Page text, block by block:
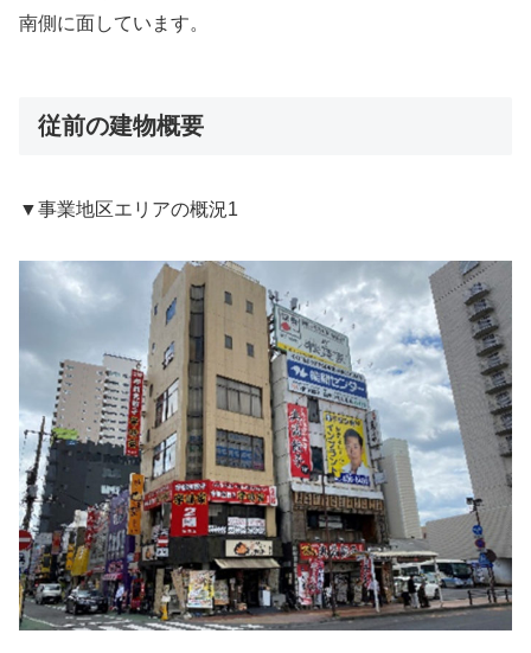
南側に面しています。
従前の建物概要
▼事業地区エリアの概況1